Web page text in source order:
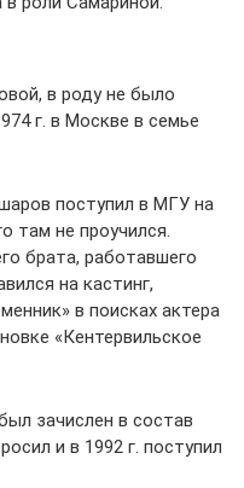
в роду не было
г. в Москве в семье
поступил в МГУ на
там не проучился.
брата, работавшего
на кастинг,
в поисках актера
«Кентервильское
зачислен в состав
и в 1992 г. поступил